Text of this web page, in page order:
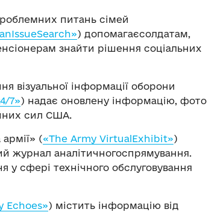
питань сімей
) допомагаєсолдатам,
знайти рішення соціальних
візуальної інформації оборони
7») надає оновлену ​​інформацію, фото
сил США.
(«The Army VirtualExhibit»)
журнал аналітичногоспрямування.
у сфері технічного обслуговування
Echoes») містить інформацію від